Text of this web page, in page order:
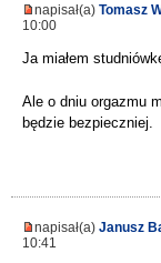
napisał(a) Tomasz
10:00
Ja miałem
Ale o dniu orgazmu
będzie bezpieczniej.
napisał(a) Janusz
10:41